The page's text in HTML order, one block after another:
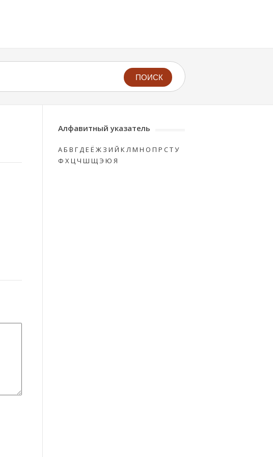
ПОИСК
Алфавитный указатель
АБ В ГДЕ Ё Ж З И Й КЛ М Н О П Р СТУ
Ф ХЦЧ Ш Щ Э Ю Я